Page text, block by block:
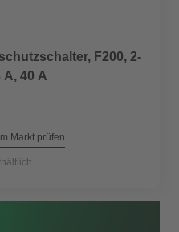
F200, 2-
A, 40 A
Markt prüfen